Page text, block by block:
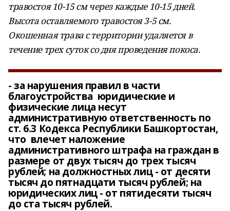
травостоя 10-15 см через каждые 10-15 дней.
Высота оставляемого травостоя 3-5 см.
Окошенная трава с территории удаляется в
течение трех суток со дня проведения покоса.
- за нарушения правил в части
благоустройства юридические и
физические лица несут
административную ответственность по
ст. 6.3 Кодекса Республики Башкортостан,
что влечет наложение
административного штрафа на граждан в
размере от двух тысяч до трех тысяч
рублей; на должностных лиц - от десяти
тысяч до пятнадцати тысяч рублей; на
юридических лиц - от пятидесяти тысяч
до ста тысяч рублей.